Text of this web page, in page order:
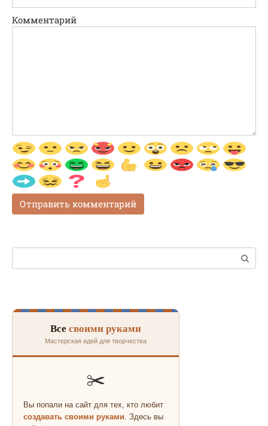
Комментарий
Поиск:
Все своими руками
Мастерская идей для творчества
✂️
Вы попали на сайт для тех, кто любит
создавать своими руками . Здесь вы